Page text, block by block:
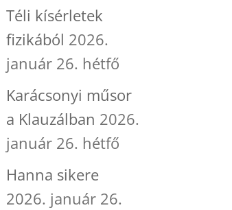
Téli kísérletek
fizikából 2026.
január 26. hétfő
Karácsonyi műsor
a Klauzálban 2026.
január 26. hétfő
Hanna sikere
2026. január 26.